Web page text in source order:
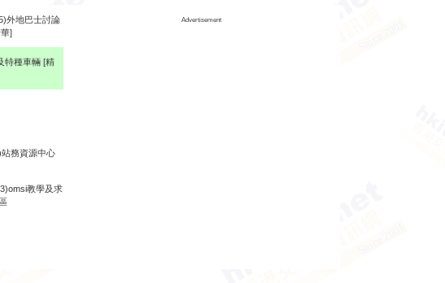
外地巴士討論
]
Advertisement
特種車輛 [精
務資源中心
教學及求